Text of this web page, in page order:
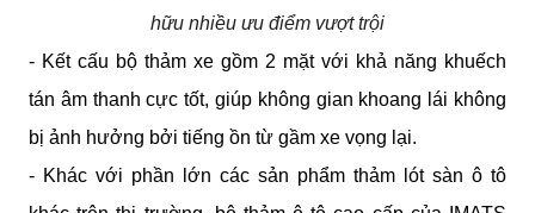
hữu nhiều ưu điểm vượt trội
- Kết cấu bộ thảm xe gồm 2 mặt với khả năng khuếch
tán âm thanh cực tốt, giúp không gian khoang lái không
bị ảnh hưởng bởi tiếng ồn từ gầm xe vọng lại.
- Khác với phần lớn các sản phẩm thảm lót sàn ô tô